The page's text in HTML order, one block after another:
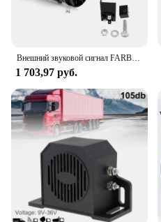
Внешний звуковой сигнал FARBIN Snail с ремнем яркости 12 В 150 дБ, очень громкий двухцветный автомобильный звуковой сигнал для грузовика, мотоцикла, автомобиля, аксессуар
1 703,97 руб.